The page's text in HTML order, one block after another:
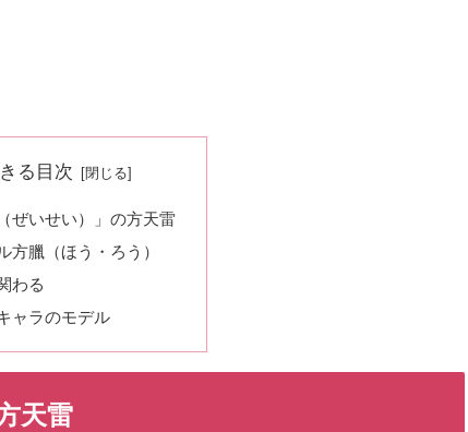
る目次
ぜいせい）」の方天雷
方臘（ほう・ろう）
わる
ャラのモデル
天雷